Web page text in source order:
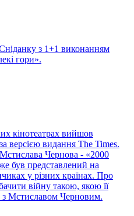
з 1+1 виконанням
гори».
кінотеатрах вийшов
версією видання The Times.
Чернова - «2000
був представлений на
у різних країнах. Про
війну такою, якою її
з Мстиславом Черновим.